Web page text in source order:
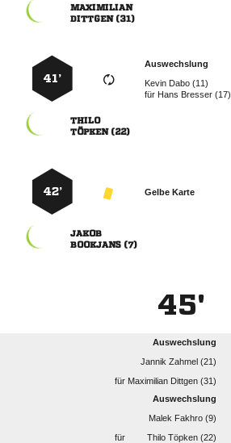

 
Auswechslung
  
für   
41’

 
Gelbe Karte
42’

 
45'
Auswechslung
  
für   
Auswechslung
  
für
  